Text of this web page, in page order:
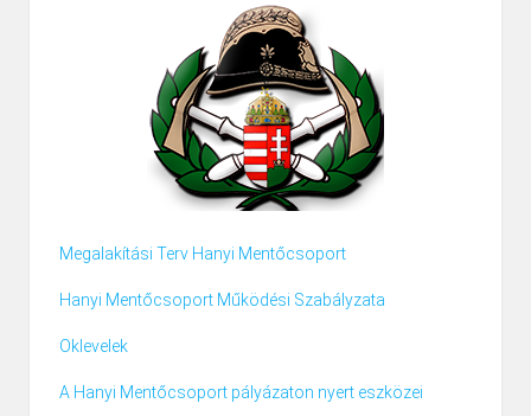
Megalakítási Terv Hanyi Mentőcsoport
Hanyi Mentőcsoport Működési Szabályzata
Oklevelek
A Hanyi Mentőcsoport pályázaton nyert eszközei